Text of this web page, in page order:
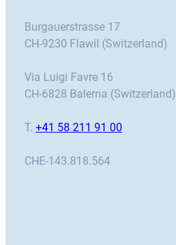
Burgauerstrasse 17
CH-9230 Flawil (Switzerland)
Via Luigi Favre 16
CH-6828 Balerna (Switzerland)
T. +41 58 211 91 00
CHE-143.818.564